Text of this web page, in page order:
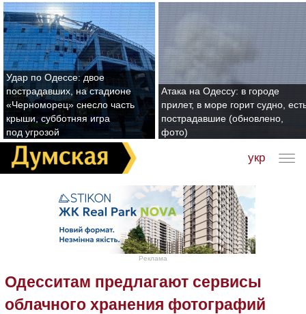
Удар по Одессе: двое
пострадавших, на стадионе
«Черноморец» снесло часть
крыши, субботняя игра
под угрозой
Атака на Одессу: в городе
прилет, в море горит судно,
пострадавшие (обновлено,
фото)
укр
Реклама
Одесситам предлагают сервисы
облачного хранения фотографий